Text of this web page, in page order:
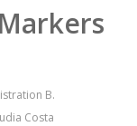
B.
Costa